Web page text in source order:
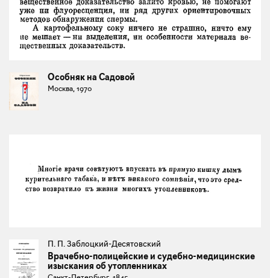
Особняк на Садовой
Москва, 1970
П. П. Заблоцкий-Десятовский
Врачебно-полицейские и судебно-медицинские
изыскания об утопленниках